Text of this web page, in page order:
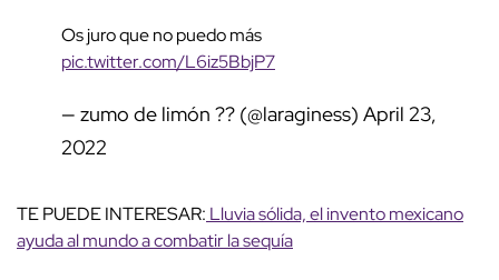
Os juro que no puedo más
pic.twitter.com/L6iz5BbjP7
— zumo de limón ?? (@laraginess) April 23,
2022
TE PUEDE INTERESAR: Lluvia sólida, el invento mexicano
ayuda al mundo a combatir la sequía